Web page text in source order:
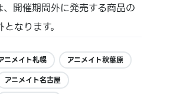
開催期間外に発売する商品の
なります。
ニメイト札幌
アニメイト秋葉原
アニメイト名古屋